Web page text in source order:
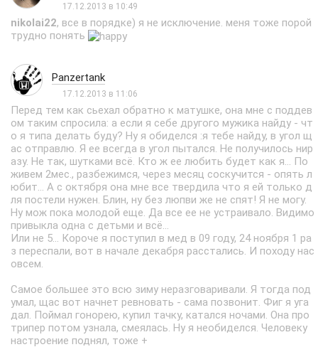
17.12.2013 в 10:49
nikolai22, все в порядке) я не исключение. меня тоже порой
трудно понять
Panzertank
17.12.2013 в 11:06
Перед тем как сьехал обратно к матушке, она мне с поддев
ом таким спросила: а если я себе другого мужика найду - чт
о я типа делать буду? Ну я обиделся :я тебе найду, в угол щ
ас отправлю. Я ее всегда в угол пытался. Не получилось нир
азу. Не так, шутками всё. Кто ж ее любить будет как я... По
живем 2мес., разбежимся, через месяц соскучится - опять л
юбит... А с октября она мне все твердила что я ей только д
ля постели нужен. Блин, ну без люпви же не спят! Я не могу.
Ну мож пока молодой еще. Да все ее не устраивало. Видимо
привыкла одна с детьми и всё...
Или не 5... Короче я поступил в мед в 09 году, 24 ноября 1 ра
з переспали, вот в начале декабря расстались. И походу нас
овсем.
Самое большее это всю зиму неразговаривали. Я тогда под
умал, щас вот начнет ревновать - сама позвонит. Фиг я уга
дал. Поймал гонорею, купил тачку, катался ночами. Она про
трипер потом узнала, смеялась. Ну я необиделся. Человеку
настроение поднял, тоже +